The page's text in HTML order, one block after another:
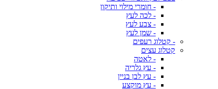
- חומרי מילוי ותיקון
- לכה לעץ
- צבע לעץ
- שמן לעץ
- קטלוג רעפים
קטלוג עצים
- לאטה
- עץ גלריה
- עץ לבן בניין
- עץ מוקצע